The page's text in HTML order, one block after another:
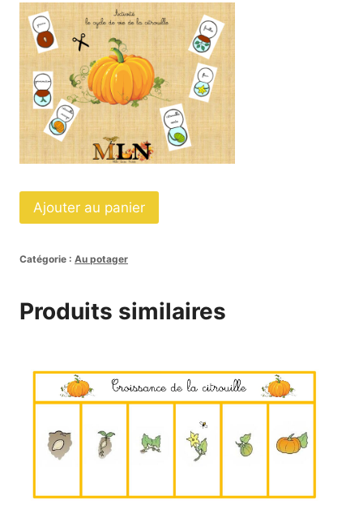
quantité
de
Etiquettes
cycle
de
Ajouter au panier
Catégorie : Au potager
Produits similaires